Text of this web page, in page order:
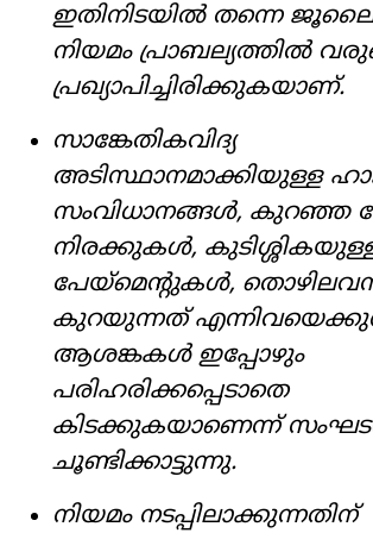
ഇതിനിടയിൽ തന്നെ
നിയമം പ്രാബല്യത്തിൽ
പ്രഖ്യാപിച്ചിരിക്കുകയാണ്.
സാങ്കേതികവിദ്യ
അടിസ്ഥാനമാക്കിയുള്ള
സംവിധാനങ്ങൾ, കുറഞ്ഞ
നിരക്കുകൾ,
പേയ്‌മെന്റുകൾ,
കുറയുന്നത്
ആശങ്കകൾ ഇപ്പോഴും
പരിഹരിക്കപ്പെടാതെ
കിടക്കുകയാണെന്ന്
ചൂണ്ടിക്കാട്ടുന്നു.
നിയമം നടപ്പിലാക്കുന്നതിന്